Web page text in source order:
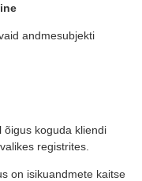
andmesubjekti
õigus koguda kliendi
registrites.
on isikuandmete kaitse